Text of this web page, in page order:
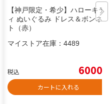
【神戸限定・希少】ハローキテ
ィ ぬいぐるみ ドレス＆ボンネッ
ト（赤）
マイストア在庫： 4489
税込 6000
カートに入れる